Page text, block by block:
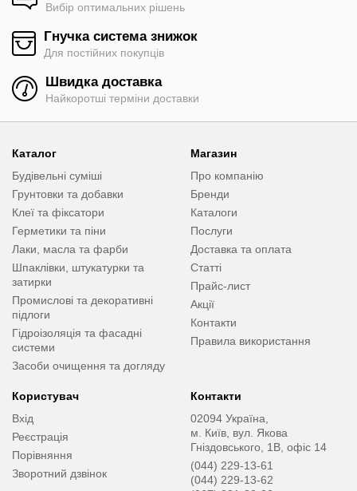
Вибір оптимальних рішень
Гнучка система знижок
Для постійних покупців
Швидка доставка
Найкоротші терміни доставки
Каталог
Будівельні суміші
Грунтовки та добавки
Клеї та фіксатори
Герметики та піни
Лаки, масла та фарби
Шпаклівки, штукатурки та
затирки
Промислові та декоративні
підлоги
Гідроізоляція та фасадні
системи
Засоби очищення та догляду
Магазин
Про компанію
Бренди
Каталоги
Послуги
Доставка та оплата
Статті
Прайс-лист
Акції
Контакти
Правила використання
Користувач
Вхід
Реєстрація
Порівняння
Зворотний дзвінок
Контакти
02094 Україна,
м. Київ, вул. Якова
Гніздовського, 1В, офіс 14
(044) 229-13-61
(044) 229-13-62